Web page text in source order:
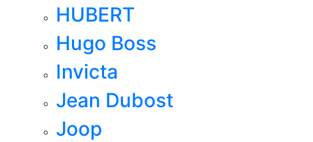
HUBERT
Hugo Boss
Invicta
Jean Dubost
Joop